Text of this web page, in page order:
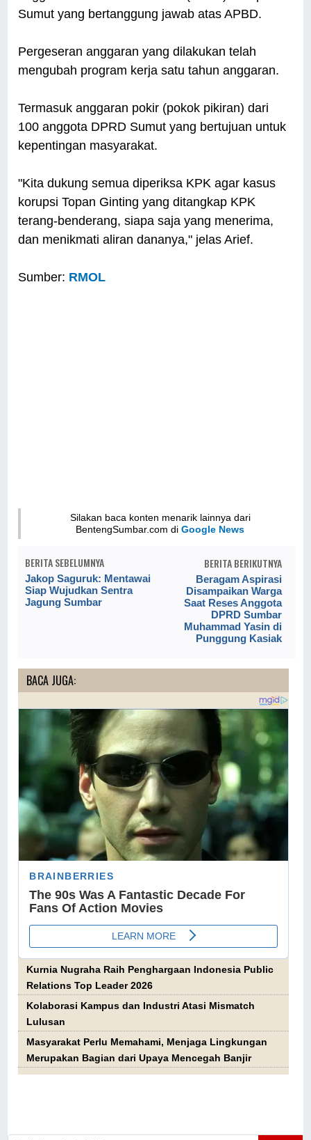
Sumut yang bertanggung jawab atas APBD.
Pergeseran anggaran yang dilakukan telah
mengubah program kerja satu tahun anggaran.
Termasuk anggaran pokir (pokok pikiran) dari
100 anggota DPRD Sumut yang bertujuan untuk
kepentingan masyarakat.
"Kita dukung semua diperiksa KPK agar kasus
korupsi Topan Ginting yang ditangkap KPK
terang-benderang, siapa saja yang menerima,
dan menikmati aliran dananya," jelas Arief.
Sumber: RMOL
Silakan baca konten menarik lainnya dari
BentengSumbar.com diGoogle News
BERITA SEBELUMNYA
Jakop Saguruk: Mentawai
Siap Wujudkan Sentra
Jagung Sumbar
BERITA BERIKUTNYA
Beragam Aspirasi
Disampaikan Warga
Saat Reses Anggota
DPRD Sumbar
Muhammad Yasin di
Punggung Kasiak
BACA JUGA:
Kurnia Nugraha Raih Penghargaan Indonesia Public
Relations Top Leader 2026
Kolaborasi Kampus dan Industri Atasi Mismatch
Lulusan
Masyarakat Perlu Memahami, Menjaga Lingkungan
Merupakan Bagian dari Upaya Mencegah Banjir